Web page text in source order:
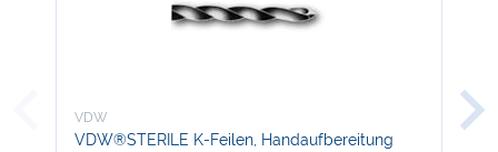
VDW
VDW®STERILE K-Feilen, Handaufbereitung